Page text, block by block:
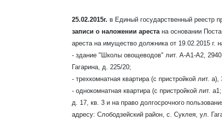
25.02.2015г. в Единый государственный реестр
записи о наложении арестана основании
ареста на имущество должника от 19.02.2015 г.
- здание "Школы овощеводов" лит. А-А1-А2,
Гагарина, д. 225/20;
- трехкомнатная квартира (с пристройкой лит.
- однокомнатная квартира (с пристройкой лит.
д. 17, кв. 3 и на право долгосрочного
адресу: Слободзейский район, с. Суклея, ул.